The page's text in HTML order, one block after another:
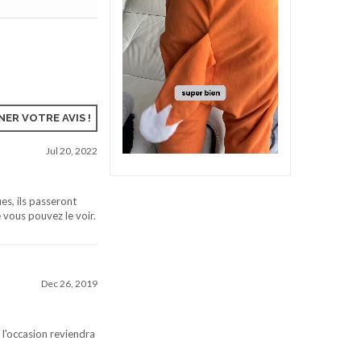
Jul 20, 2022
ils passeront
pouvez le voir.
Dec 26, 2019
reviendra
VOTRE AVIS !